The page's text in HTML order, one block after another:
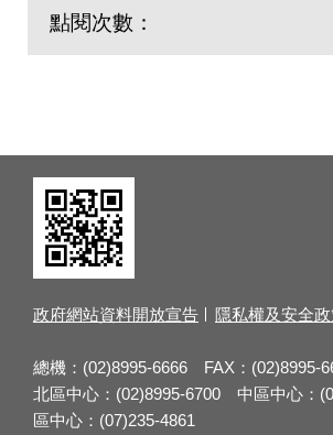
點閱次數：
政府網站資料開放宣告 隱私權及安全
總機：(02)8995-6666 FAX：(02)8995-
北區中心：(02)8995-6700 中區中心：
區中心：(07)235-4861